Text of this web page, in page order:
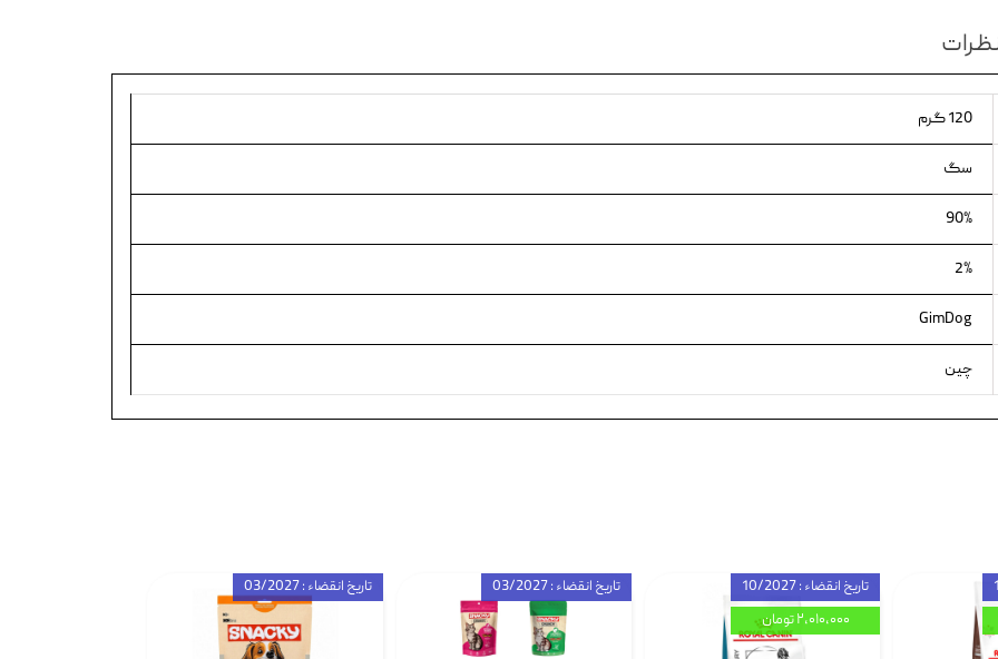
120 گرم
سگ
90%
2%
GimDog
چین
تاریخ انقضاء : 03/2027 تاریخ انقضاء : 03/2027
تاریخ انقضاء : 10/2027
۲,۰۱۰,۰۰۰ تومان